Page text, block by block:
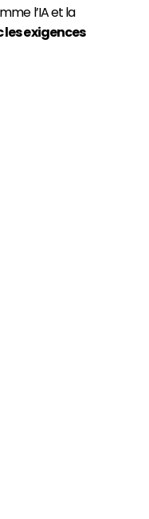
l’IA et la
exigences